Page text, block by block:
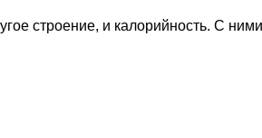
строение, и калорийность. С